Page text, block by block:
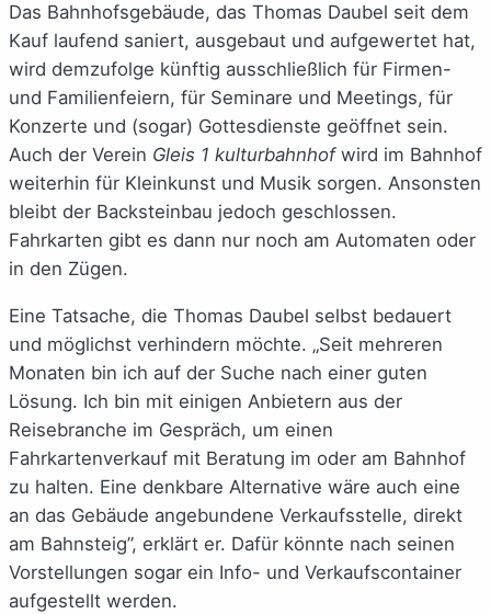
Das Bahnhofsgebäude, das Thomas Daubel seit dem
Kauf laufend saniert, ausgebaut und aufgewertet hat,
wird demzufolge künftig ausschließlich für Firmen-
und Familienfeiern, für Seminare und Meetings, für
Konzerte und (sogar) Gottesdienste geöffnet sein.
Auch der Verein Gleis 1 kulturbahnhofwird im Bahnhof
weiterhin für Kleinkunst und Musik sorgen. Ansonsten
bleibt der Backsteinbau jedoch geschlossen.
Fahrkarten gibt es dann nur noch am Automaten oder
in den Zügen.
Eine Tatsache, die Thomas Daubel selbst bedauert
und möglichst verhindern möchte. „Seit mehreren
Monaten bin ich auf der Suche nach einer guten
Lösung. Ich bin mit einigen Anbietern aus der
Reisebranche im Gespräch, um einen
Fahrkartenverkauf mit Beratung im oder am Bahnhof
zu halten. Eine denkbare Alternative wäre auch eine
an das Gebäude angebundene Verkaufsstelle, direkt
am Bahnsteig”, erklärt er. Dafür könnte nach seinen
Vorstellungen sogar ein Info- und Verkaufscontainer
aufgestellt werden.